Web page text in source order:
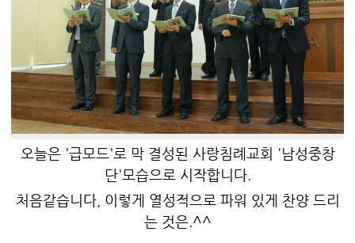
오늘은 '급모드'로 막 결성된 사랑침례교회 '남성중창
단'모습으로 시작합니다.
처음같습니다, 이렇게 열성적으로 파워 있게 찬양 드리
는 것은.^^